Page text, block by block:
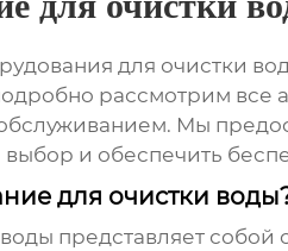
для очистки
рассмотрим все
Мы
и обеспечить
для очистки
представляет